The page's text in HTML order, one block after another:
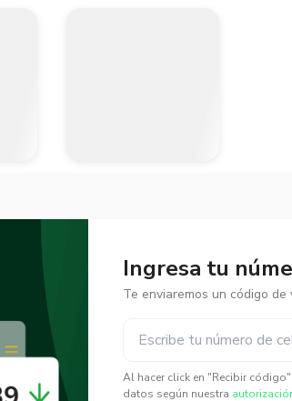
Ingresa tu
Te enviaremos un código de
Al hacer click en "Recibir
datos según nuestra